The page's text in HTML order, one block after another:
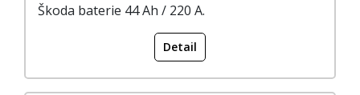
Škoda baterie 44 Ah / 220 A.
Detail